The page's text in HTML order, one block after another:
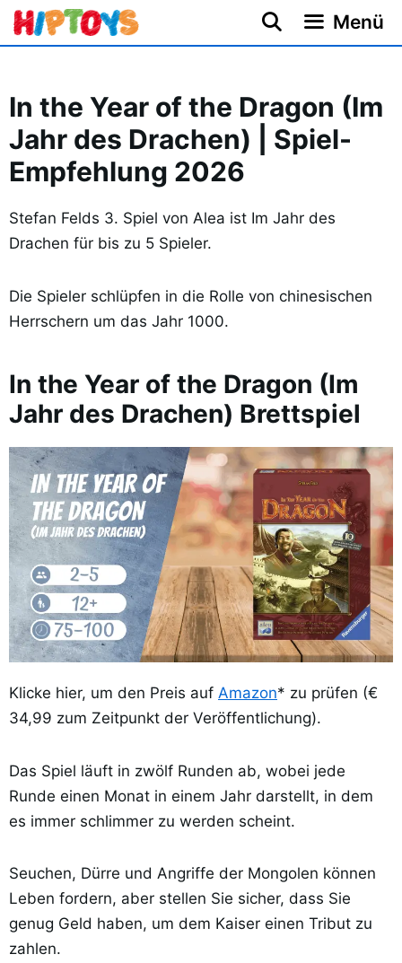
Zum
Inhalt
Menü
In the Year of the Dragon (Im
Jahr des Drachen) | Spiel-
Empfehlung 2026
Stefan Felds 3. Spiel von Alea ist Im Jahr des
Drachen für bis zu 5 Spieler.
Die Spieler schlüpfen in die Rolle von chinesischen
Herrschern um das Jahr 1000.
In the Year of the Dragon (Im
Jahr des Drachen) Brettspiel
Klicke hier, um den Preis auf Amazon* zu prüfen (€
34,99 zum Zeitpunkt der Veröffentlichung).
Das Spiel läuft in zwölf Runden ab, wobei jede
Runde einen Monat in einem Jahr darstellt, in dem
es immer schlimmer zu werden scheint.
Seuchen, Dürre und Angriffe der Mongolen können
Leben fordern, aber stellen Sie sicher, dass Sie
genug Geld haben, um dem Kaiser einen Tribut zu
zahlen.